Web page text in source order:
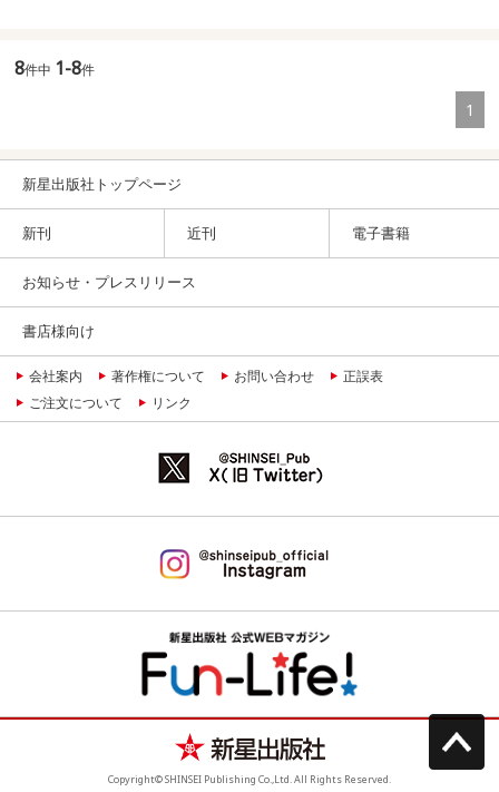
8件中 1-8件
1
新星出版社トップページ
新刊 近刊 電子書籍
お知らせ・プレスリリース
書店様向け
会社案内 著作権について お問い合わせ
正誤表
ご注文について
リンク
Copyright© SHINSEI Publishing Co.,Ltd. All Rights Reserved.